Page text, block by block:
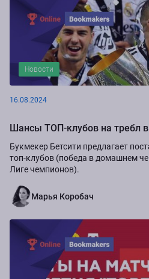
Новости
16.08.2024
Шансы ТОП-клубов на требл
Букмекер Бетсити предлагает
топ-клубов (победа в домашнем
Лиге чемпионов).
Марья Коробач